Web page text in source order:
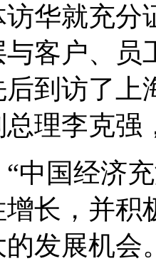
访华就充
客户、员
到访了上
理李克强
中国经济
长，并积
发展机会